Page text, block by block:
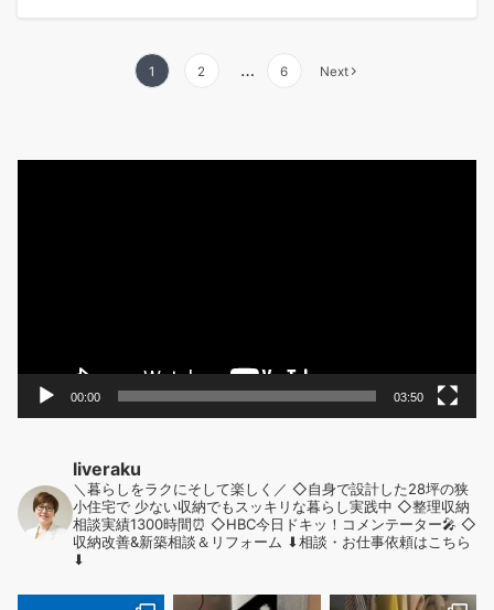
1 2 … 6 Next
00:00 03:50
liveraku
＼暮らしをラクにそして楽しく／ ◇自身で設計した28坪の狭
小住宅で 少ない収納でもスッキリな暮らし実践中 ◇整理収納
相談実績1300時間⏰ ◇HBC今日ドキッ！コメンテーター🎤 ◇
収納改善&新築相談＆リフォーム ⬇︎相談・お仕事依頼はこちら
⬇︎